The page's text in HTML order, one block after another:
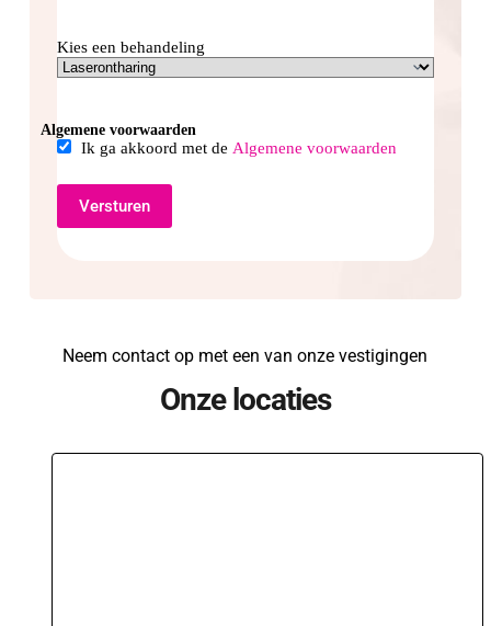
slash
JJJJ
Kies een behandeling
Algemene voorwaarden
Ik ga akkoord met de Algemene voorwaarden
Neem contact op met een van onze vestigingen
Onze locaties